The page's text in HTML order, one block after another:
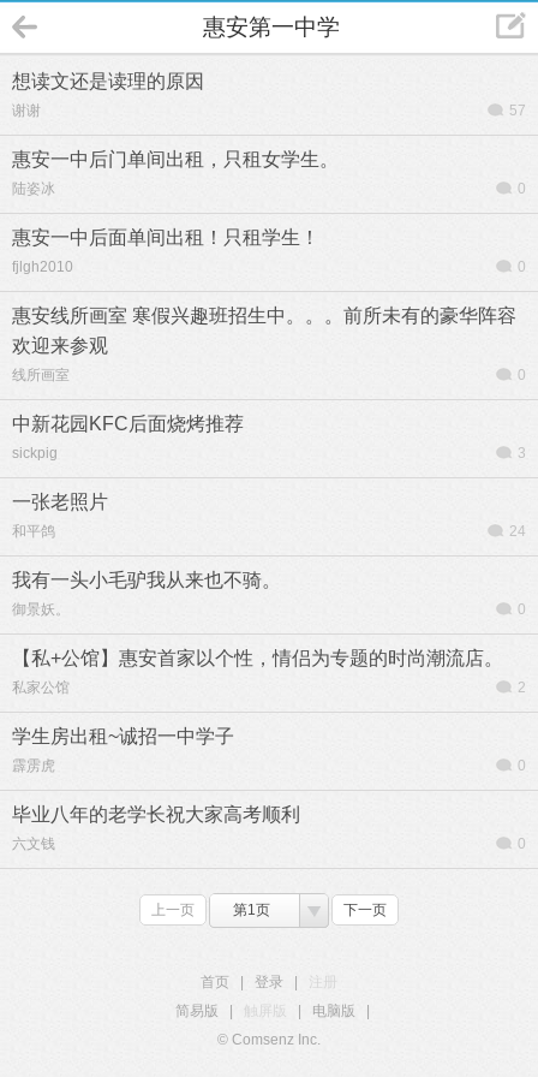
惠安第一中学
想读文还是读理的原因
谢谢 57
惠安一中后门单间出租，只租女学生。
陆姿冰 0
惠安一中后面单间出租！只租学生！
fjlgh2010 0
惠安线所画室 寒假兴趣班招生中。。。前所未有的豪华阵容
欢迎来参观
线所画室 0
中新花园KFC后面烧烤推荐
sickpig 3
一张老照片
和平鸽 24
我有一头小毛驴我从来也不骑。
御景妖。 0
【私+公馆】惠安首家以个性，情侣为专题的时尚潮流店。
私家公馆 2
学生房出租~诚招一中学子
霹雳虎 0
毕业八年的老学长祝大家高考顺利
六文钱 0
上一页 第1页 下一页
首页 登录
注册
简易版
触屏版 电脑版
© Comsenz Inc.